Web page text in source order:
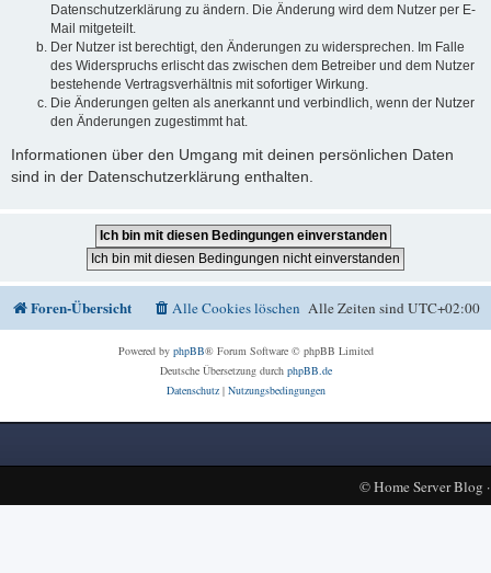
Datenschutzerklärung zu ändern. Die Änderung wird dem Nutzer per E-
Mail mitgeteilt.
Der Nutzer ist berechtigt, den Änderungen zu widersprechen. Im Falle
des Widerspruchs erlischt das zwischen dem Betreiber und dem Nutzer
bestehende Vertragsverhältnis mit sofortiger Wirkung.
Die Änderungen gelten als anerkannt und verbindlich, wenn der Nutzer
den Änderungen zugestimmt hat.
Informationen über den Umgang mit deinen persönlichen Daten
sind in der Datenschutzerklärung enthalten.
Foren-Übersicht Alle Zeiten sindUTC+02:00
Alle Cookies löschen
Powered by phpBB® Forum Software © phpBB Limited
Deutsche Übersetzung durch phpBB.de
Datenschutz| Nutzungsbedingungen
©Home Server Blog